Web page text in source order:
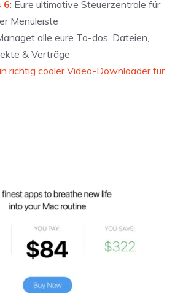
6: Eure ultimative Steuerzentrale für
Menüleiste
alle eure To-dos, Dateien,
& Verträge
richtig cooler Video-Downloader für